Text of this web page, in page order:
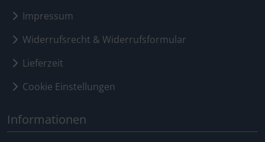
Impressum
Widerrufsrecht & Widerrufsformular
Lieferzeit
Cookie Einstellungen
Informationen